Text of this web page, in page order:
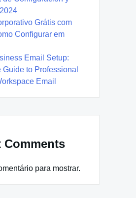
Grátis com
Configurar em
Email Setup:
Guide to Professional
Email
Comments
para mostrar.